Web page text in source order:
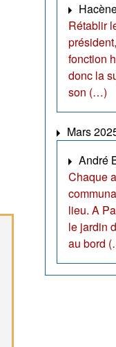
Rétablir
fonction
donc la
son (…)
Mars
André
Chaque
lieu. A
le jardin
au bord